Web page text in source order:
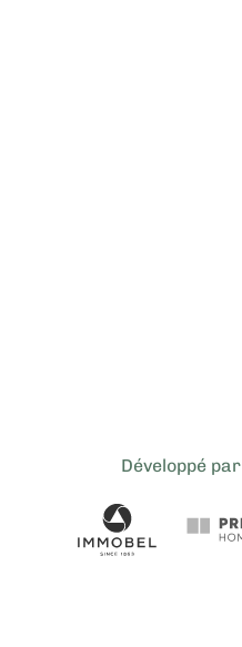
Développé par